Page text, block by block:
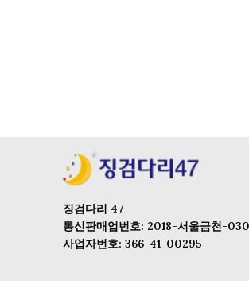
징검다리 47
통신판매업번호: 2018-서울금천-
사업자번호: 366-41-00295